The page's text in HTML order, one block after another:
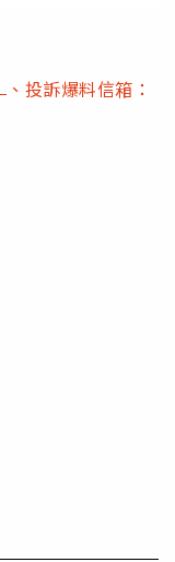
、投訴爆料信箱：